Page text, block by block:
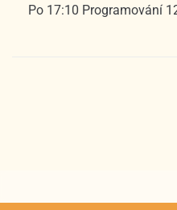
Po 17:10 Programování